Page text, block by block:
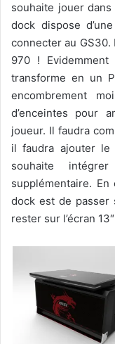
souhaite jouer
dock dispose
connecter au GS30.
970 !
transforme en un
encombrement
d’enceintes pour
joueur. Il faudra
il faudra ajouter le
souhaite
supplémentaire. En
dock est de passer
rester sur l’écran